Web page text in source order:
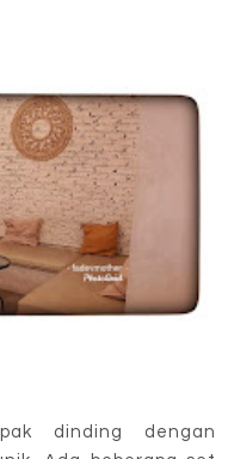
dinding dengan